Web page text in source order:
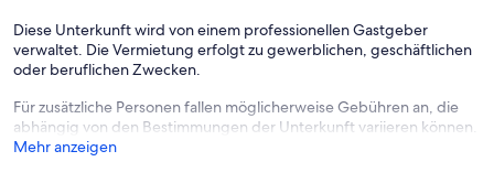
Diese Unterkunft wird von einem professionellen Gastgeber
verwaltet. Die Vermietung erfolgt zu gewerblichen, geschäftlichen
oder beruflichen Zwecken.
Für zusätzliche Personen fallen möglicherweise Gebühren an, die
abhängig von den Bestimmungen der Unterkunft variieren können.
Mehr anzeigen